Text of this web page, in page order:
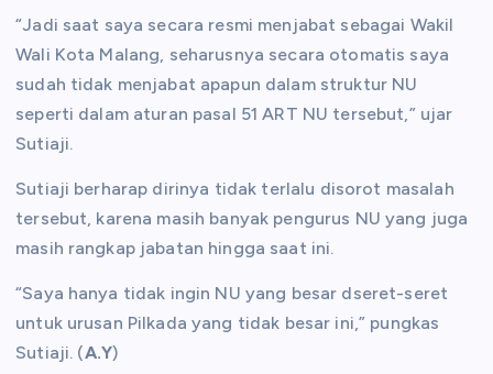
“Jadi saat saya secara resmi menjabat sebagai Wakil
Wali Kota Malang, seharusnya secara otomatis saya
sudah tidak menjabat apapun dalam struktur NU
seperti dalam aturan pasal 51 ART NU tersebut,” ujar
Sutiaji.
Sutiaji berharap dirinya tidak terlalu disorot masalah
tersebut, karena masih banyak pengurus NU yang juga
masih rangkap jabatan hingga saat ini.
“Saya hanya tidak ingin NU yang besar dseret-seret
untuk urusan Pilkada yang tidak besar ini,” pungkas
Sutiaji. (A.Y)